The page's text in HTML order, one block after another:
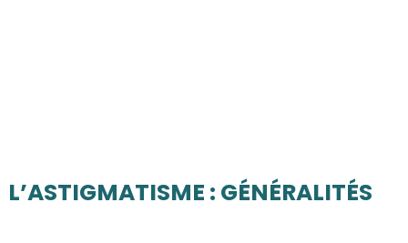
L’ASTIGMATISME : GÉNÉRALITÉS